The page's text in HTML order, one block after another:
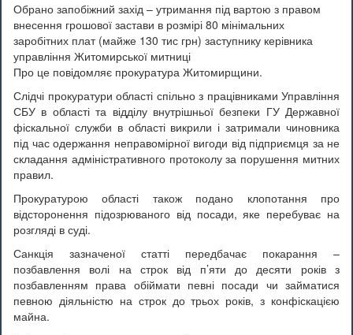
Обрано запобіжний захід – утримання під вартою з правом
внесення грошової застави в розмірі 80 мінімальних
заробітних плат (майже 130 тис грн) заступнику керівника
управління Житомирської митниці
Про це повідомляє прокуратура Житомирщини.
Слідчі прокуратури області спільно з працівниками Управління
СБУ в області та відділу внутрішньої безпеки ГУ Державної
фіскальної служби в області викрили і затримали чиновника
під час одержання неправомірної вигоди від підприємця за не
складання адміністративного протоколу за порушення митних
правил.
Прокуратурою області також подано клопотання про
відсторонення підозрюваного від посади, яке перебуває на
розгляді в суді.
Санкція зазначеної статті передбачає покарання –
позбавлення волі на строк від п’яти до десяти років з
позбавленням права обіймати певні посади чи займатися
певною діяльністю на строк до трьох років, з конфіскацією
майна.